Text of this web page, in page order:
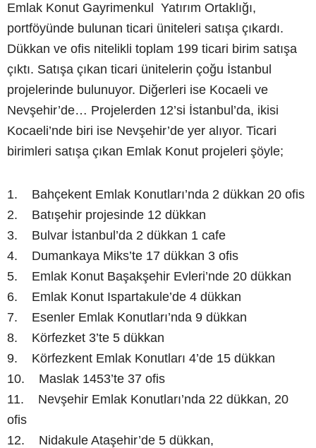
Emlak Konut Gayrimenkul Yatırım Ortaklığı,
portföyünde bulunan ticari üniteleri satışa çıkardı.
Dükkan ve ofis nitelikli toplam 199 ticari birim satışa
çıktı. Satışa çıkan ticari ünitelerin çoğu İstanbul
projelerinde bulunuyor. Diğerleri ise Kocaeli ve
Nevşehir’de… Projelerden 12’si İstanbul’da, ikisi
Kocaeli’nde biri ise Nevşehir’de yer alıyor. Ticari
birimleri satışa çıkan Emlak Konut projeleri şöyle;
1. Bahçekent Emlak Konutları’nda 2 dükkan 20 ofis
2. Batışehir projesinde 12 dükkan
3. Bulvar İstanbul’da 2 dükkan 1 cafe
4. Dumankaya Miks’te 17 dükkan 3 ofis
5. Emlak Konut Başakşehir Evleri’nde 20 dükkan
6. Emlak Konut Ispartakule’de 4 dükkan
7. Esenler Emlak Konutları’nda 9 dükkan
8. Körfezket 3’te 5 dükkan
9. Körfezkent Emlak Konutları 4’de 15 dükkan
10. Maslak 1453’te 37 ofis
11. Nevşehir Emlak Konutları’nda 22 dükkan, 20
ofis
12. Nidakule Ataşehir’de 5 dükkan,